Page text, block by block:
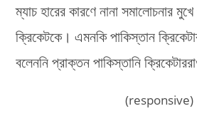
ম্যাচ হারের কারণে নানা সমালোচনার
ক্রিকেটকে। এমনকি পাকিস্তান
বলেননি প্রাক্তন পাকিস্তানি
(responsive)